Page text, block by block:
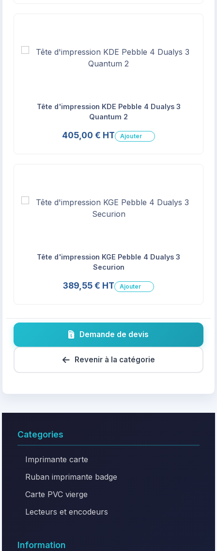
Tête d'impression KDE Pebble 4 Dualys 3
Quantum 2
405,00 € HT Ajouter
Tête d'impression KGE Pebble 4 Dualys 3
Securion
389,55 € HT Ajouter
Demande de devis
Revenir à la catégorie
Categories
Imprimante carte
Ruban imprimante badge
Carte PVC vierge
Lecteurs et encodeurs
Information